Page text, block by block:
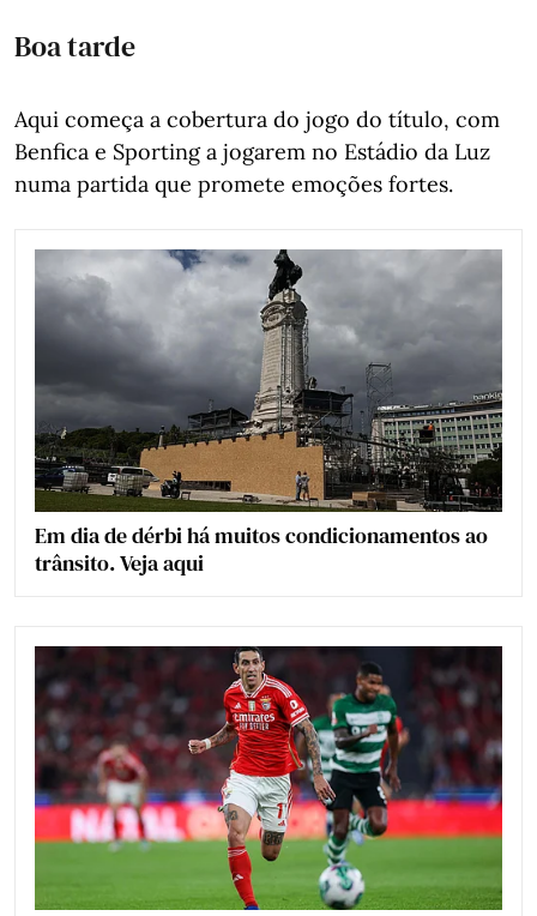
Boa tarde
Aqui começa a cobertura do jogo do título, com
Benfica e Sporting a jogarem no Estádio da Luz
numa partida que promete emoções fortes.
Em dia de dérbi há muitos condicionamentos ao
trânsito. Veja aqui